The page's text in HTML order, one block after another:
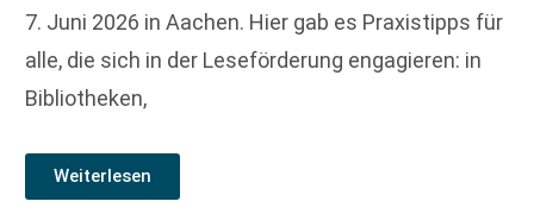
7. Juni 2026 in Aachen. Hier gab es Praxistipps für
alle, die sich in der Leseförderung engagieren: in
Bibliotheken,
Weiterlesen